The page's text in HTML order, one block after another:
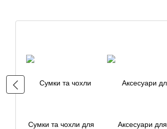
Сумки та чохли для
Аксесуари для